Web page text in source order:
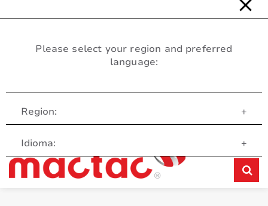
Please select your region and preferred
language:
Region: +
Idioma: +
Servicio al Cliente